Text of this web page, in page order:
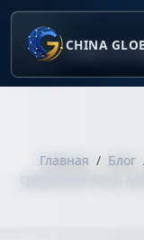
CHINA
Главная / Блог
сравнение Ariel,